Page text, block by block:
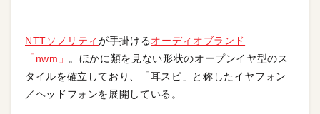
NTTソノリティが手掛けるオーディオブランド
「nwm」
。ほかに類を見ない形状のオープンイヤ型のス
タイルを確立しており、「耳スピ」と称したイヤフォン
／ヘッドフォンを展開している。